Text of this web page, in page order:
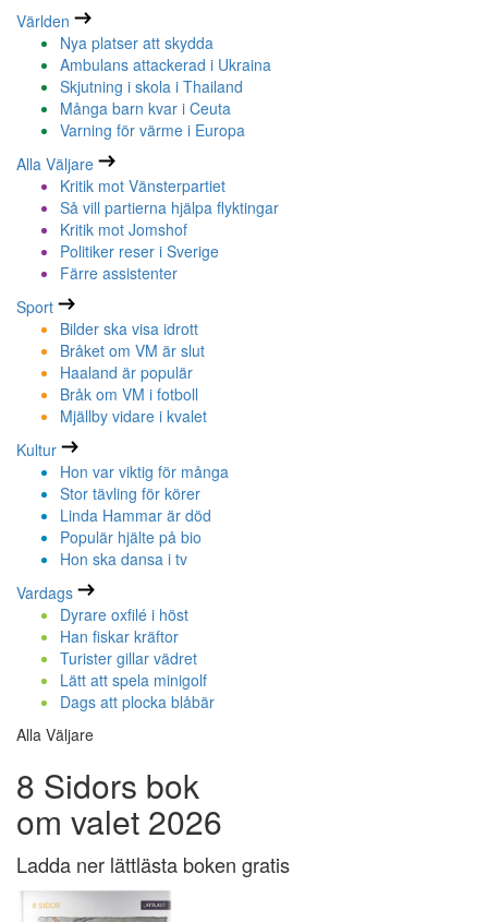
Världen
Nya platser att skydda
Ambulans attackerad i Ukraina
Skjutning i skola i Thailand
Många barn kvar i Ceuta
Varning för värme i Europa
Alla Väljare
Kritik mot Vänsterpartiet
Så vill partierna hjälpa flyktingar
Kritik mot Jomshof
Politiker reser i Sverige
Färre assistenter
Sport
Bilder ska visa idrott
Bråket om VM är slut
Haaland är populär
Bråk om VM i fotboll
Mjällby vidare i kvalet
Kultur
Hon var viktig för många
Stor tävling för körer
Linda Hammar är död
Populär hjälte på bio
Hon ska dansa i tv
Vardags
Dyrare oxfilé i höst
Han fiskar kräftor
Turister gillar vädret
Lätt att spela minigolf
Dags att plocka blåbär
Alla Väljare
8 Sidors bok
om valet 2026
Ladda ner lättlästa boken gratis